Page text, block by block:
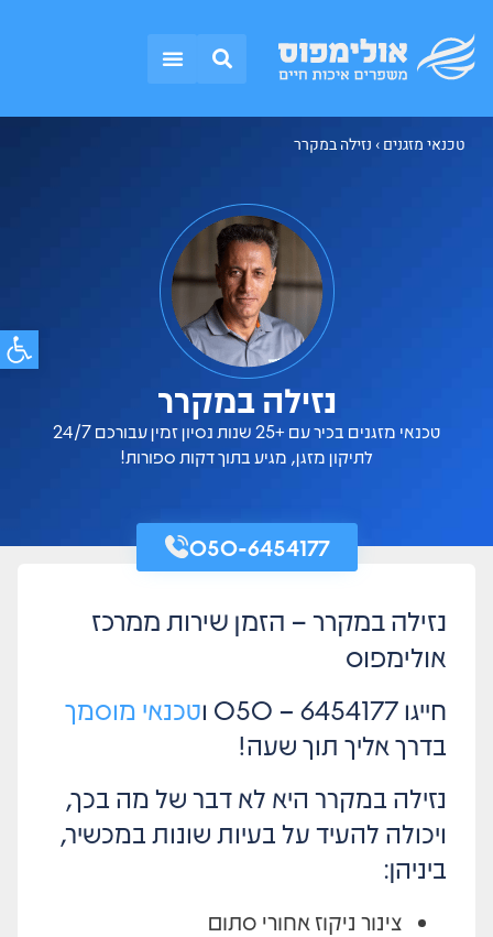
טכנאי מזגנים›נזילה במקרר
נזילה במקרר
טכנאי מזגנים בכיר עם +25 שנות נסיון זמין עבורכם 24/7
לתיקון מזגן, מגיע בתוך דקות ספורות!
050-6454177
נזילה במקרר – הזמן שירות ממרכז
אולימפוס
חייגו 6454177 – 050 ו
טכנאי מוסמך
בדרך אליך תוך שעה!
נזילה במקרר היא לא דבר של מה בכך,
ויכולה להעיד על בעיות שונות במכשיר,
ביניהן:
צינור ניקוז אחורי סתום
פתח